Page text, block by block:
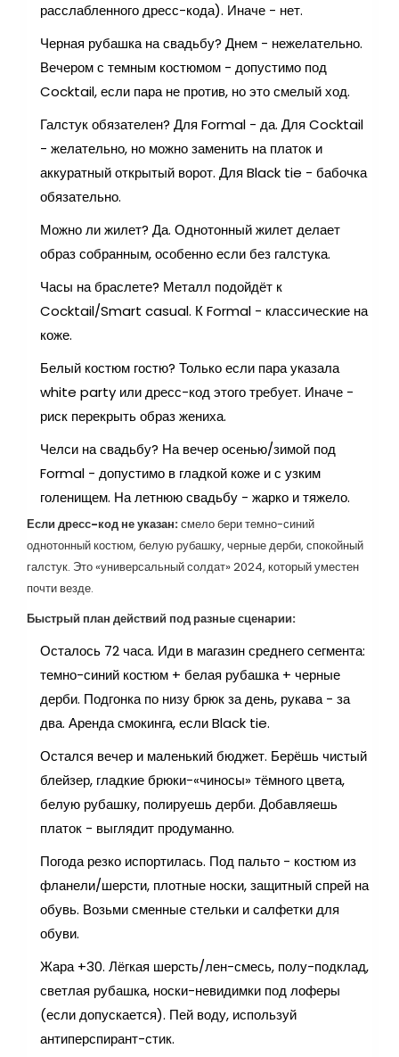
расслабленного дресс-кода). Иначе - нет.
Черная рубашка на свадьбу? Днем - нежелательно.
Вечером с темным костюмом - допустимо под
Cocktail, если пара не против, но это смелый ход.
Галстук обязателен? Для Formal - да. Для Cocktail
- желательно, но можно заменить на платок и
аккуратный открытый ворот. Для Black tie - бабочка
обязательно.
Можно ли жилет? Да. Однотонный жилет делает
образ собранным, особенно если без галстука.
Часы на браслете? Металл подойдёт к
Cocktail/Smart casual. К Formal - классические на
коже.
Белый костюм гостю? Только если пара указала
white party или дресс-код этого требует. Иначе -
риск перекрыть образ жениха.
Челси на свадьбу? На вечер осенью/зимой под
Formal - допустимо в гладкой коже и с узким
голенищем. На летнюю свадьбу - жарко и тяжело.
Если дресс-код не указан:смело бери темно-синий
однотонный костюм, белую рубашку, черные дерби, спокойный
галстук. Это «универсальный солдат» 2024, который уместен
почти везде.
Быстрый план действий под разные сценарии:
Осталось 72 часа. Иди в магазин среднего сегмента:
темно-синий костюм + белая рубашка + черные
дерби. Подгонка по низу брюк за день, рукава - за
два. Аренда смокинга, если Black tie.
Остался вечер и маленький бюджет. Берёшь чистый
блейзер, гладкие брюки-«чиносы» тёмного цвета,
белую рубашку, полируешь дерби. Добавляешь
платок - выглядит продуманно.
Погода резко испортилась. Под пальто - костюм из
фланели/шерсти, плотные носки, защитный спрей на
обувь. Возьми сменные стельки и салфетки для
обуви.
Жара +30. Лёгкая шерсть/лен-смесь, полу-подклад,
светлая рубашка, носки-невидимки под лоферы
(если допускается). Пей воду, используй
антиперспирант-стик.